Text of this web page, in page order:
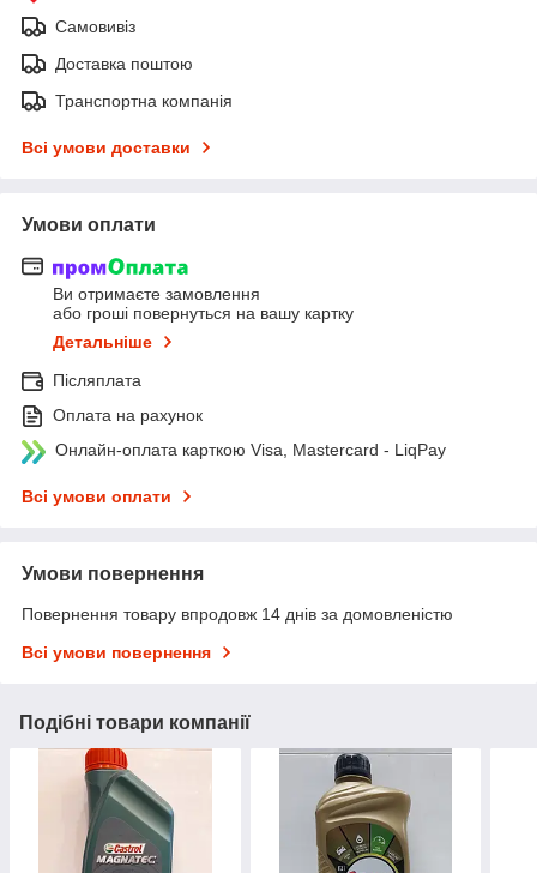
Самовивіз
Доставка поштою
Транспортна компанія
Всі умови доставки
Умови оплати
Ви отримаєте замовлення
або гроші повернуться на вашу картку
Детальніше
Післяплата
Оплата на рахунок
Онлайн-оплата карткою Visa, Mastercard - LiqPay
Всі умови оплати
Умови повернення
Повернення товару впродовж 14 днів за домовленістю
Всі умови повернення
Подібні товари компанії